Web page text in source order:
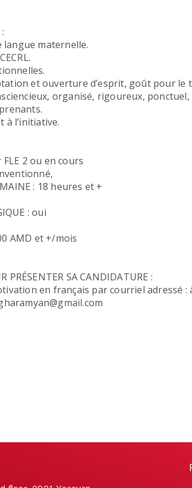
langue maternelle.
et ouverture d’esprit, goût pour le
organisé, rigoureux,
à l’initiative.
FLE 2 ou en cours
: 18 heures et +
: oui
AMD et +/mois
PRÉSENTER SA CANDIDATURE :
en français par courriel adressé :